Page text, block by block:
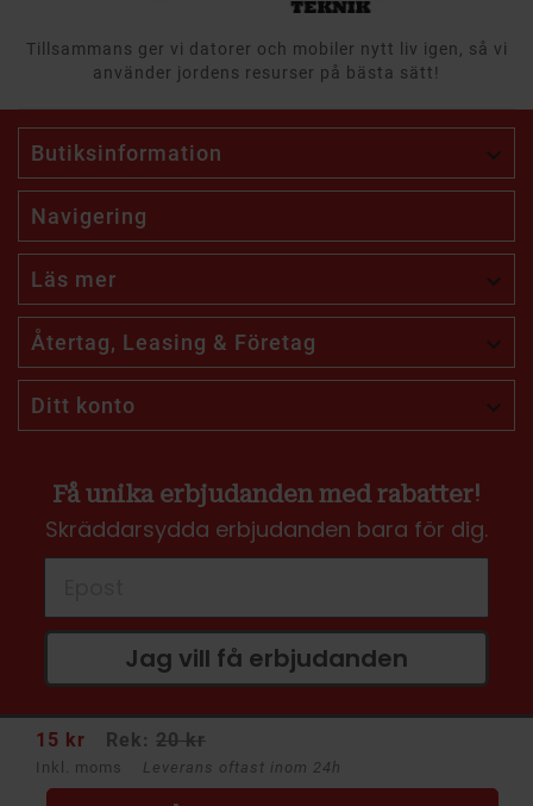
15 kr Rek: 20 kr
Inkl. moms Leverans oftast inom 24h
Tillsammans ger vi datorer och mobiler nytt liv igen, så vi
använder jordens resurser på bästa sätt!
Butiksinformation 
Navigering
Läs mer 
Återtag, Leasing & Företag 
Ditt konto 
Få unika erbjudanden med rabatter!
Skräddarsydda erbjudanden bara för dig.
Jag vill få erbjudanden